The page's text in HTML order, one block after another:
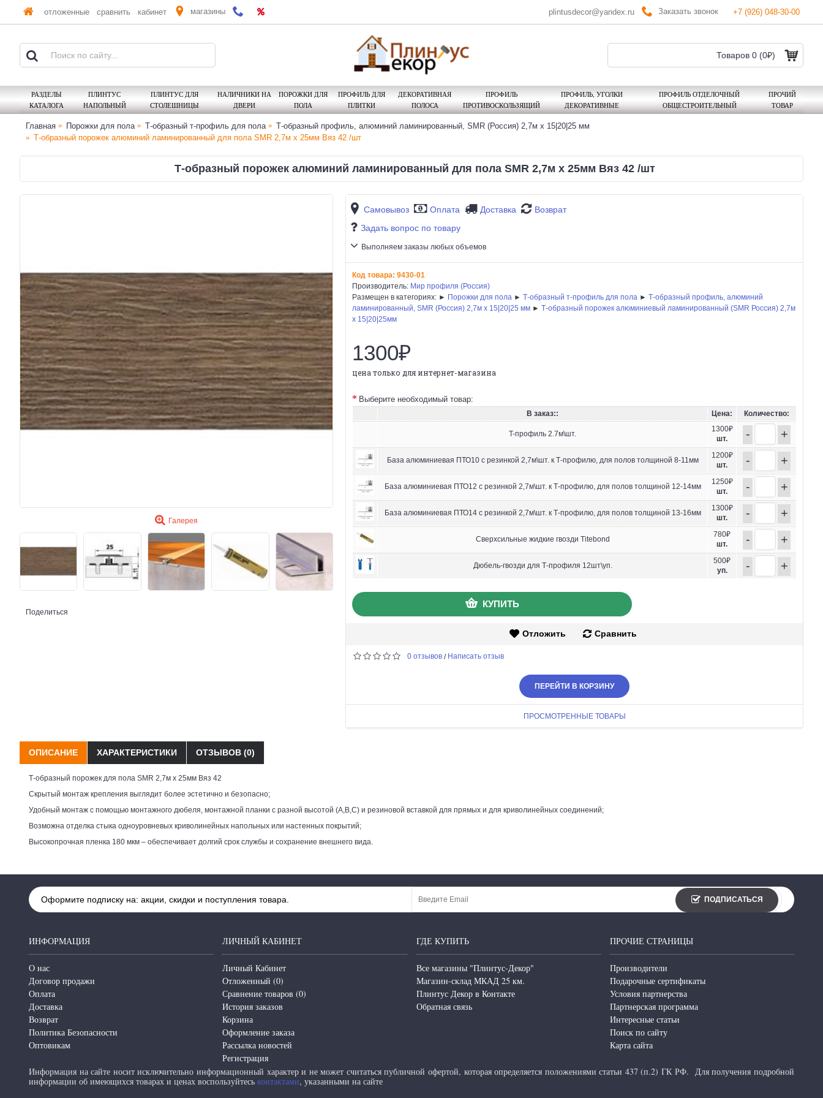
отложенные сравнить кабинет магазины plintusdecor@yandex.ru Заказать звонок +7 (926) 048-30-00
Товаров 0 (0₽)
РАЗДЕЛЫ
КАТАЛОГА
ПЛИНТУС
НАПОЛЬНЫЙ
ПЛИНТУС ДЛЯ
СТОЛЕШНИЦЫ
НАЛИЧНИКИ НА
ДВЕРИ
ПОРОЖКИ ДЛЯ
ПОЛА
ПРОФИЛЬ ДЛЯ
ПЛИТКИ
ДЕКОРАТИВНАЯ
ПОЛОСА
ПРОФИЛЬ
ПРОТИВОСКОЛЬЗЯЩИЙ
ПРОФИЛЬ, УГОЛКИ
ДЕКОРАТИВНЫЕ
ПРОФИЛЬ ОТДЕЛОЧНЫЙ
ОБЩЕСТРОИТЕЛЬНЫЙ
ПРОЧИЙ
ТОВАР
Главная Порожки для пола Т-образный т-профиль для пола
Т-образный профиль, алюминий ламинированный, SMR (Россия) 2,7м х 15|20|25 мм
Т-образный порожек алюминий ламинированный для пола SMR 2,7м х 25мм Вяз 42 /шт
Т-образный порожек алюминий ламинированный для пола SMR 2,7м х 25мм Вяз 42 /шт
Галерея
Поделиться
Самовывоз Оплата Доставка
Возврат
Задать вопрос по товару
Выполняем заказы любых объемов
Код товара: 9430-01
Производитель: Мир профиля (Россия)
Размещен в категориях: ► Порожки для пола ► Т-образный т-профиль для пола ► Т-образный профиль, алюминий
ламинированный, SMR (Россия) 2,7м х 15|20|25 мм ► Т-образный порожек алюминиевый ламинированный (SMR Россия) 2,7м
х 15|20|25мм
1300₽
цена только для интернет-магазина
Выберите необходимый товар:
В заказ:: Цена: Количество:
T-профиль 2.7м\шт.
1300₽
шт.
- +
База алюминиевая ПТО10 с резинкой 2,7м\шт. к Т-профилю, для полов толщиной 8-11мм
1200₽
шт.
- +
База алюминиевая ПТО12 с резинкой 2,7м\шт. к Т-профилю, для полов толщиной 12-14мм
1250₽
шт.
- +
База алюминиевая ПТО14 с резинкой 2,7м\шт. к Т-профилю, для полов толщиной 13-16мм
1300₽
шт.
- +
Сверхсильные жидкие гвозди Titebond
780₽
шт.
- +
Дюбель-гвозди для Т-профиля 12шт\уп.
500₽
уп.
- +
КУПИТЬ
Отложить Сравнить
0 отзывов / Написать отзыв
ПЕРЕЙТИ В КОРЗИНУ
ПРОСМОТРЕННЫЕ ТОВАРЫ
ОПИСАНИЕ ХАРАКТЕРИСТИКИ ОТЗЫВОВ (0)
Т-образный порожек для пола SMR 2,7м х 25мм Вяз 42
Скрытый монтаж крепления выглядит более эстетично и безопасно;
Удобный монтаж с помощью монтажного дюбеля, монтажной планки с разной высотой (А,В,С) и резиновой вставкой для прямых и для криволинейных соединений;
Возможна отделка стыка одноуровневых криволинейных напольных или настенных покрытий;
Высокопрочная пленка 180 мкм – обеспечивает долгий срок службы и сохранение внешнего вида.
Оформите подписку на: акции, скидки и поступления товара. ПОДПИСАТЬСЯ
ИНФОРМАЦИЯ
О нас
Договор продажи
Оплата
Доставка
Возврат
Политика Безопасности
Оптовикам
ЛИЧНЫЙ КАБИНЕТ
Личный Кабинет
Отложенный (0)
Сравнение товаров (0)
История заказов
Корзина
Оформление заказа
Рассылка новостей
Регистрация
ГДЕ КУПИТЬ
Все магазины "Плинтус-Декор"
Магазин-склад МКАД 25 км.
Плинтус Декор в Контакте
Обратная связь
ПРОЧИЕ СТРАНИЦЫ
Производители
Подарочные сертификаты
Условия партнерства
Партнерская программа
Интересные статьи
Поиск по сайту
Карта сайта
Информация на сайте носит исключительно информационный характер и не может считаться публичной офертой, которая определяется положениями статьи 437 (п.2) ГК РФ. Для получения подробной
информации об имеющихся товарах и ценах воспользуйтесь контактами, указанными на сайте